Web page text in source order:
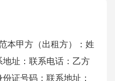
本 甲方（出租方）：姓
址：联系电话：乙方
证号码：联系地址：